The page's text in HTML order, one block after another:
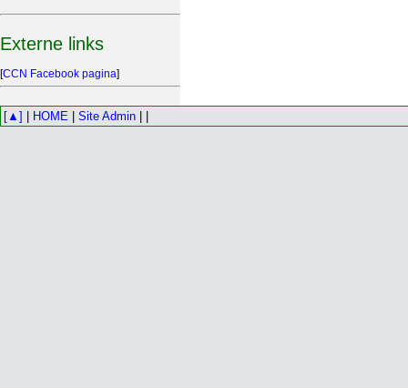
Externe links
[CCN Facebook pagina]
[▲] HOME Site Admin